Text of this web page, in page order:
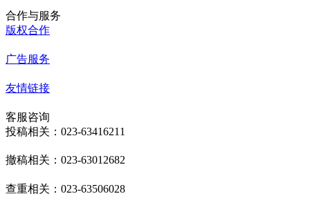
合作与服务
版权合作
广告服务
友情链接
客服咨询
投稿相关：023-63416211
撤稿相关：023-63012682
查重相关：023-63506028